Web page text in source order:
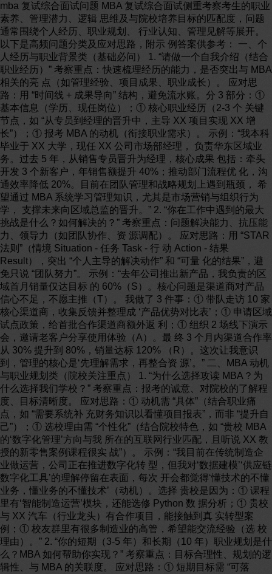
mba 复试综合面试问题 MBA 复试综合面试侧重考察考生的职业
素养、管理潜力、逻辑 思维及与院校培养目标的匹配度，问题
通常围绕个人经历、职业规划、 行业认知、管理见解等展开。
以下是高频问题分类及应对思路，附示 例答案供参考： 一、个
人经历与职业背景类（基础必问） 1. “请做一个自我介绍（结合
职业经历）” 考察重点：快速梳理经历的能力，是否突出与 MBA
相关的亮 点（如管理经验、项目成果、职业成长）。 应对思
路：用 “时间线 + 成果导向” 结构，避免流水账。分 3 部分：①
基本信息（学历、现任岗位）；① 核心职业经历（2-3 个 关键
节点，如 “从专员到经理的晋升中，主导 XX 项目实现 XX 增
长”）；① 报考 MBA 的动机（衔接职业需求）。 示例：“我本科
毕业于 XX 大学，现任 XX 公司市场部经理， 负责华东区域业
务。过去 5 年，从销售专员晋升为经理，核心成果 包括：牵头
开发 3 个新客户，年销售额提升 40%；推动部门流程优 化，沟
通效率降低 20%。目前在团队管理和战略规划上遇到瓶颈， 希
望通过 MBA 系统学习管理知识，尤其是市场营销与组织行为
学， 支撑未来向区域总监的晋升。” 2. “你在工作中遇到的最大
挑战是什么？如何解决的？” 考察重点：问题解决能力、抗压能
力、领导力（如团队协作、资 源调配）。 应对思路：用 “STAR
法则”（情境 Situation - 任务 Task - 行 动 Action - 结果
Result），突出 “个人主导的解决动作” 和 “可量 化的结果”，避
免只说 “团队努力”。 示例：“去年公司推出新产品，我负责的区
域首月销量仅达目标 的 60%（S）。核心问题是渠道商对产品
信心不足，不愿主推（T）。 我做了 3 件事：① 带队走访 10 家
核心渠道商，收集反馈并整理成 ‘产品优势对比表’；① 申请区域
试点政策，给首批合作渠道商额外返 利；① 组织 2 场线下演示
会，邀请老客户分享使用体验（A）。最 终 3 个月内渠道合作率
从 30% 提升到 80%，销量达标 120% （R）。这次让我意识
到，管理的核心是‘先理解需求，再整合资 源’。” 二、MBA 动机
与职业规划类（院校关注重点） 1. “为什么选择攻读 MBA？为
什么选择我们学校？” 考察重点：报考的诚意、对院校的了解程
度、目标清晰度。 应对思路：① 动机需 “具体”（结合职业痛
点，如 “需要系统补 充财务知识以看懂项目报表”，而非 “提升自
己”）；① 选校理由需 “个性化”（结合院校特色，如 “贵校 MBA
的‘数字化管理’方向与我 所在的互联网行业匹配，且听说 XX 教
授的新零售案例课程很实 战”）。 示例：“我目前在传统制造企
业做运营，公司正在推进数字化转 型，但我对‘数据建模’‘供应链
数字化工具’的理解停留在表面，每次 开会都觉得‘懂技术的不懂
业务，懂业务的不懂技术’（动机）。选择 贵校是因为：① 课程
里有‘智能制造运营’模块，还能选修 Python 数 据分析；① 贵校
与 XX 汽车（行业龙头）有合作项目，能接触到真 实转型案
例；① 校友群里有很多制造业的高管，希望能交流经验（选 校
理由）。” 2. “你的短期（3-5 年）和长期（10 年）职业规划是什
么？MBA 如何帮助你实现？” 考察重点：目标合理性、规划的逻
辑性、与 MBA 的关联度。 应对思路：① 短期目标需 “可落